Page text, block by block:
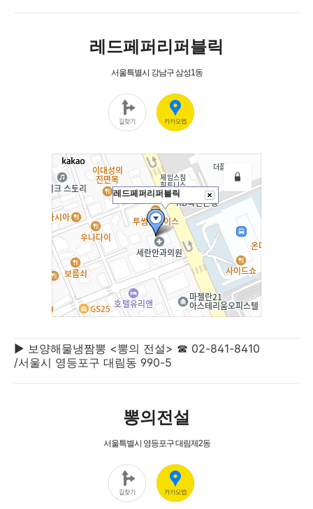
▶ 보양해물냉짬뽕 <뽕의 전설> ☎ 02-841-8410
/서울시 영등포구 대림동 990-5